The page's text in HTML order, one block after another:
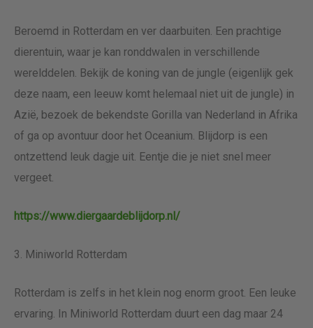
Beroemd in Rotterdam en ver daarbuiten. Een prachtige
dierentuin, waar je kan ronddwalen in verschillende
werelddelen. Bekijk de koning van de jungle (eigenlijk gek
deze naam, een leeuw komt helemaal niet uit de jungle) in
Azië, bezoek de bekendste Gorilla van Nederland in Afrika
of ga op avontuur door het Oceanium. Blijdorp is een
ontzettend leuk dagje uit. Eentje die je niet snel meer
vergeet.
https://www.diergaardeblijdorp.nl/
3. Miniworld Rotterdam
Rotterdam is zelfs in het klein nog enorm groot. Een leuke
ervaring. In Miniworld Rotterdam duurt een dag maar 24